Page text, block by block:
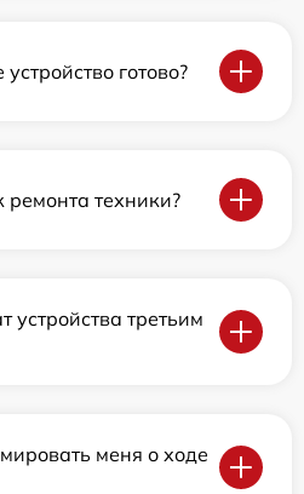
готово?
ремонта техники?
устройства третьим
меня о ходе